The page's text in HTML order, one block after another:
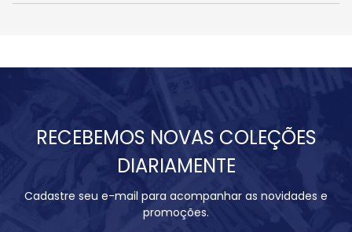
RECEBEMOS NOVAS COLEÇÕES
DIARIAMENTE
Cadastre seu e-mail para acompanhar as novidades e
promoções.